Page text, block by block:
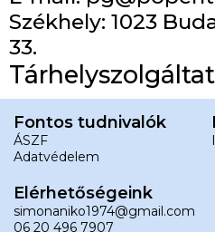
Székhely: 1023
33.
Fontos tudnivalók
ÁSZF
Adatvédelem
Elérhetőségeink
simonaniko1974@gmail.com
06 20 496 7907